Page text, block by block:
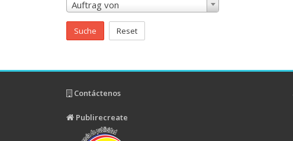
Auftrag von
Suche Reset
Contáctenos
Publirecreate